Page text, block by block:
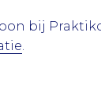
bij
.